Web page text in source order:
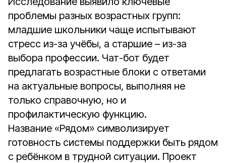
проблемы разных возрастных групп:
младшие школьники чаще испытывают
стресс из-за учёбы, а старшие – из-за
выбора профессии. Чат-бот будет
предлагать возрастные блоки с ответами
на актуальные вопросы, выполняя не
только справочную, но и
профилактическую функцию.
Название «Рядом» символизирует
готовность системы поддержки быть рядом
с ребёнком в трудной ситуации. Проект